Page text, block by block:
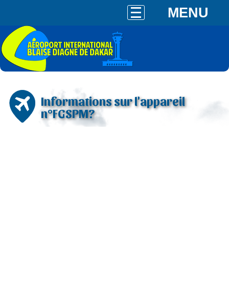
MENU
Informations sur l'appareil
n°FGSPM?